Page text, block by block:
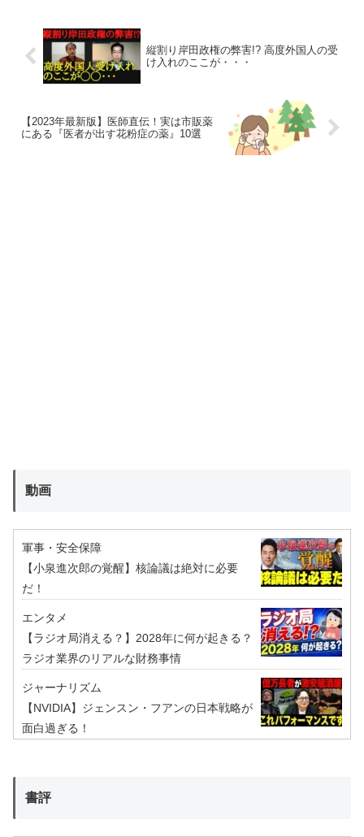
縦割り岸田政権の弊害!? 高度外国人の受
け入れのここが・・・
【2023年最新版】医師直伝！実は市販薬
にある『医者が出す花粉症の薬』10選
動画
軍事・安全保障
【小泉進次郎の覚醒】核論議は絶対に必要
だ！
エンタメ
【ラジオ局消える？】2028年に何が起きる？
ラジオ業界のリアルな財務事情
ジャーナリズム
【NVIDIA】ジェンスン・フアンの日本戦略が
面白過ぎる！
書評